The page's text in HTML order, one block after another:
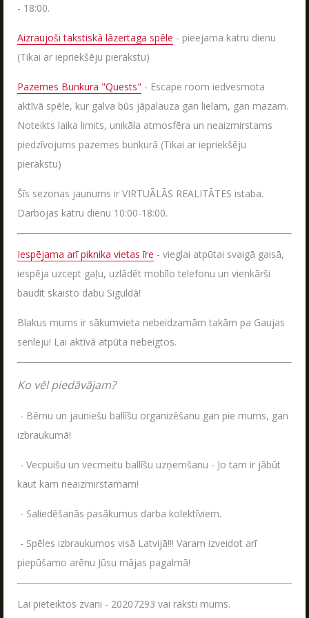
- 18:00.
Aizraujoši takstiskā lāzertaga spēle - pieejama katru dienu
(Tikai ar iepriekšēju pierakstu)
Pazemes Bunkura "Quests" - Escape room iedvesmota
aktīvā spēle, kur galva būs jāpalauza gan lielam, gan mazam.
Noteikts laika limits, unikāla atmosfēra un neaizmirstams
piedzīvojums pazemes bunkurā (Tikai ar iepriekšēju
pierakstu)
Šīs sezonas jaunums ir VIRTUĀLĀS REALITĀTES istaba.
Darbojas katru dienu 10:00-18:00.
Iespējama arī piknika vietas īre - vieglai atpūtai svaigā gaisā,
iespēja uzcept gaļu, uzlādēt mobīlo telefonu un vienkārši
baudīt skaisto dabu Siguldā!
Blakus mums ir sākumvieta nebeidzamām takām pa Gaujas
senleju! Lai aktīvā atpūta nebeigtos.
Ko vēl piedāvājam?
- Bērnu un jauniešu ballīšu organizēšanu gan pie mums, gan
izbraukumā!
- Vecpuišu un vecmeitu ballīšu uzņemšanu - Jo tam ir jābūt
kaut kam neaizmirstamam!
- Saliedēšanās pasākumus darba kolektīviem.
- Spēles izbraukumos visā Latvijā!!! Varam izveidot arī
piepūšamo arēnu Jūsu mājas pagalmā!
Lai pieteiktos zvani - 20207293 vai raksti mums.
Lāzertags Siguldā
Skolēnu ekskursijas
Bērnu ballītes
Atvērtās spēles
Izbraukuma lāzertaga spēles
Cenas
Tuvākie pasākumi
Poligon 1 Siguldā ir plašs pakalpojumu klāsts.
LASĪT
SKOLĒNU EKSKURSIJAS
08.04.2026
RĪKOJAM PASĀKUMUS ARĪ ZIEMĀ!
04.12.2025
SŪTĪT